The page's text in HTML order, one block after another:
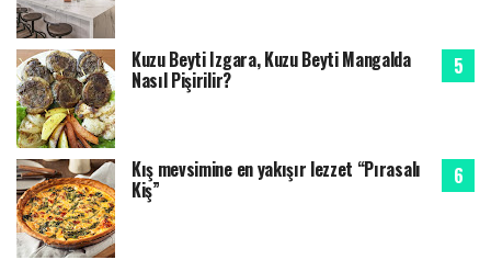
Kuzu Beyti Izgara, Kuzu Beyti Mangalda
Nasıl Pişirilir?
Kış mevsimine en yakışır lezzet “Pırasalı
Kiş”